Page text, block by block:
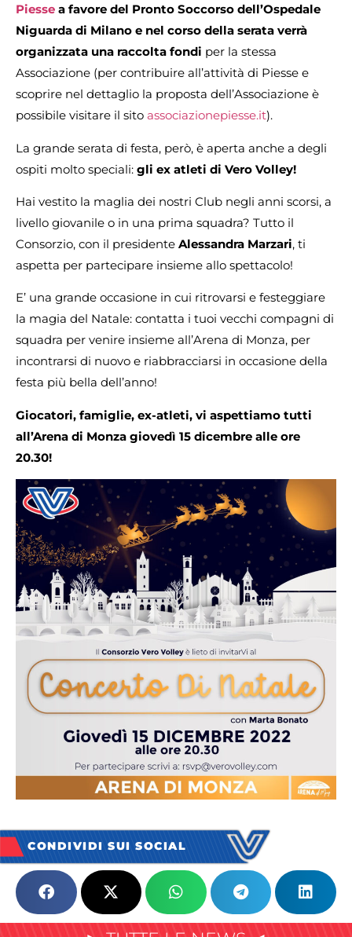
Piesse a favore del Pronto Soccorso dell’Ospedale
Niguarda di Milano e nel corso della serata verrà
organizzata una raccolta fondi per la stessa
Associazione (per contribuire all’attività di Piesse e
scoprire nel dettaglio la proposta dell’Associazione è
possibile visitare il sito associazionepiesse.it).
La grande serata di festa, però, è aperta anche a degli
ospiti molto speciali: gli ex atleti di Vero Volley!
Hai vestito la maglia dei nostri Club negli anni scorsi, a
livello giovanile o in una prima squadra? Tutto il
Consorzio, con il presidente Alessandra Marzari, ti
aspetta per partecipare insieme allo spettacolo!
E’ una grande occasione in cui ritrovarsi e festeggiare
la magia del Natale: contatta i tuoi vecchi compagni di
squadra per venire insieme all’Arena di Monza, per
incontrarsi di nuovo e riabbracciarsi in occasione della
festa più bella dell’anno!
Giocatori, famiglie, ex-atleti, vi aspettiamo tutti
all’Arena di Monza giovedì 15 dicembre alle ore
20.30!
CONDIVIDI SUI SOCIAL